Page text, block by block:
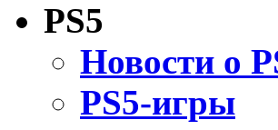
PS5
Новости о
PS5-игры